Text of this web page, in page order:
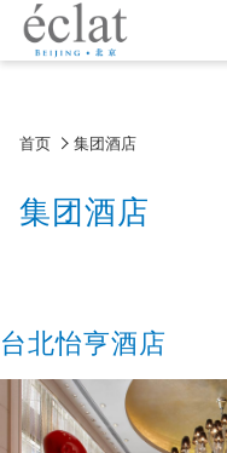
首页 集团酒店
集团酒店
台北怡亨酒店